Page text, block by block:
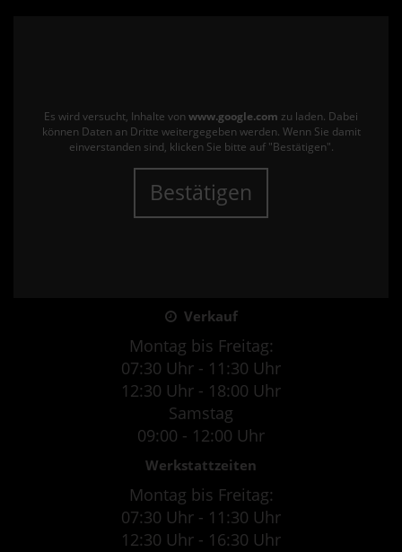
Es wird versucht, Inhalte von www.google.com zu laden. Dabei
können Daten an Dritte weitergegeben werden. Wenn Sie damit
einverstanden sind, klicken Sie bitte auf "Bestätigen".
Bestätigen
Verkauf
Montag bis Freitag:
07:30 Uhr - 11:30 Uhr
12:30 Uhr - 18:00 Uhr
Samstag
09:00 - 12:00 Uhr
Werkstattzeiten
Montag bis Freitag:
07:30 Uhr - 11:30 Uhr
12:30 Uhr - 16:30 Uhr